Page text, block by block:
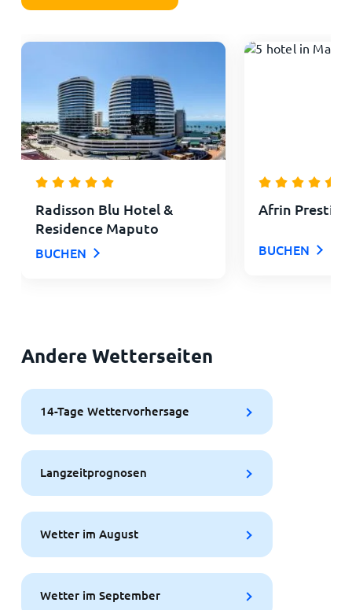
Radisson Blu Hotel &
Residence Maputo
BUCHEN
Afrin
BUCHEN
Andere Wetterseiten
14-Tage Wettervorhersage
Langzeitprognosen
Wetter im August
Wetter im September